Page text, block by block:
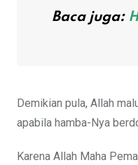
Baca juga:
Demikian pula, Allah
apabila hamba-Nya
Karena Allah Maha